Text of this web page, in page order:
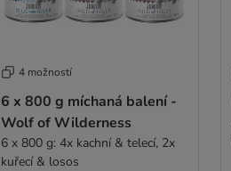
4 možností
6 x 800 g míchaná balení -
Wolf of Wilderness
6 x 800 g: 4x kachní & telecí, 2x
kuřecí & losos